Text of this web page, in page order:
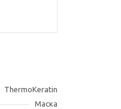
ThermoKeratin
Маска